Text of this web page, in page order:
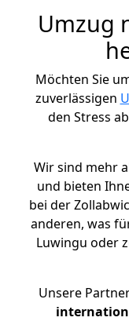
Umzug
Möchten Sie
zuverlässigen
den Stress
Wir sind mehr
und bieten
bei der
anderen, was
Luwingu oder
Unsere